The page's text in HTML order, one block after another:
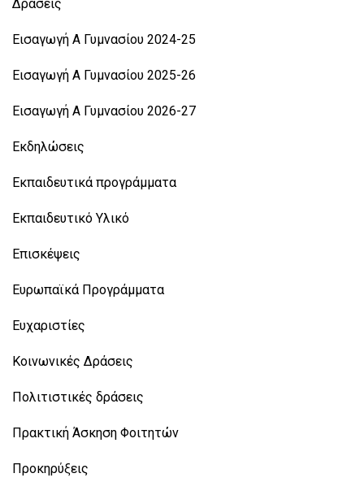
Δράσεις
Εισαγωγή Α Γυμνασίου 2024-25
Εισαγωγή Α Γυμνασίου 2025-26
Εισαγωγή Α Γυμνασίου 2026-27
Εκδηλώσεις
Εκπαιδευτικά προγράμματα
Εκπαιδευτικό Υλικό
Επισκέψεις
Ευρωπαϊκά Προγράμματα
Ευχαριστίες
Κοινωνικές Δράσεις
Πολιτιστικές δράσεις
Πρακτική Άσκηση Φοιτητών
Προκηρύξεις